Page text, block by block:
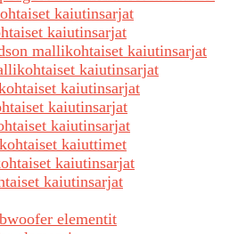
kaiutinsarjat
kaiutinsarjat
mallikohtaiset kaiutinsarjat
kaiutinsarjat
kaiutinsarjat
kaiutinsarjat
kaiutinsarjat
kaiuttimet
kaiutinsarjat
kaiutinsarjat
elementit